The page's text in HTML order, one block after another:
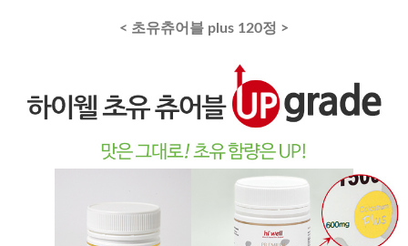
< 초유츄어블 plus 120정 >